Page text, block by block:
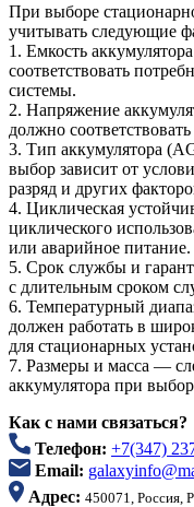
При выборе
учитывать следующие
1. Емкость
соответствовать
системы.
2. Напряжение
должно
3. Тип аккумулятора
выбор зависит от
разряд и других
4. Циклическая
циклического
или аварийное питание.
5. Срок службы и
с длительным сроком
6. Температурный
должен работать в
для стационарных
7. Размеры и масса —
аккумулятора при
Как с нами связаться?
Телефон: +7(347)
Email:
Адрес: 450071, Россия,